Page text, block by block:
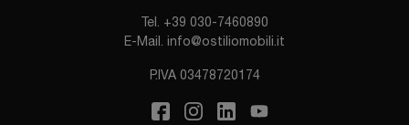
Tel. +39 030-7460890
E-Mail. info@ostiliomobili.it
P.IVA 03478720174